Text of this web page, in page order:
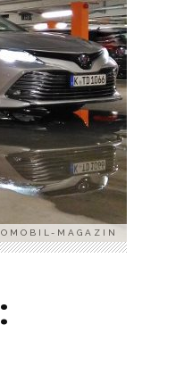
MAGAZIN